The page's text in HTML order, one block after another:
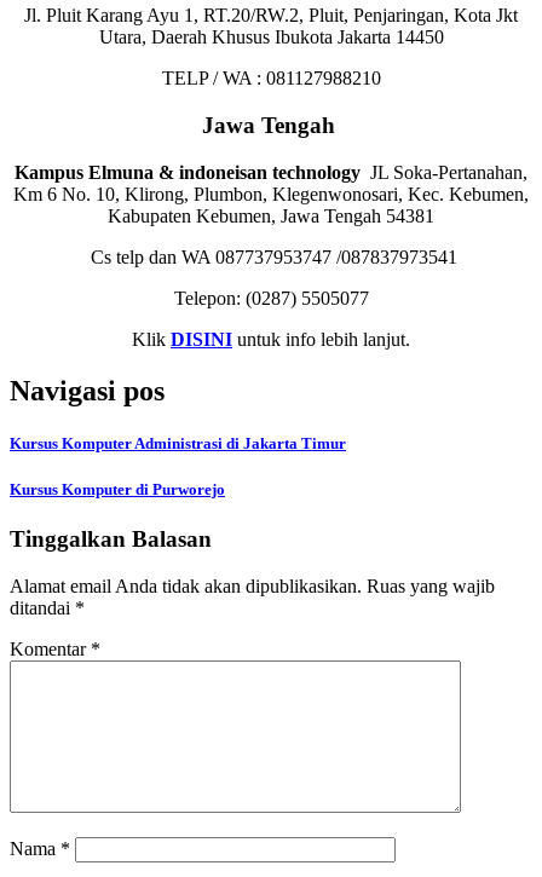
Jl. Pluit Karang Ayu 1, RT.20/RW.2, Pluit, Penjaringan, Kota Jkt
Utara, Daerah Khusus Ibukota Jakarta 14450
TELP / WA : 081127988210
Jawa Tengah
Kampus Elmuna & indoneisan technology JL Soka-Pertanahan,
Km 6 No. 10, Klirong, Plumbon, Klegenwonosari, Kec. Kebumen,
Kabupaten Kebumen, Jawa Tengah 54381
Cs telp dan WA 087737953747 /087837973541
Telepon: (0287) 5505077
Klik DISINI untuk info lebih lanjut.
Navigasi pos
Kursus Komputer Administrasi di Jakarta Timur
Kursus Komputer di Purworejo
Tinggalkan Balasan
Alamat email Anda tidak akan dipublikasikan. Ruas yang wajib
ditandai *
Komentar *
Nama *